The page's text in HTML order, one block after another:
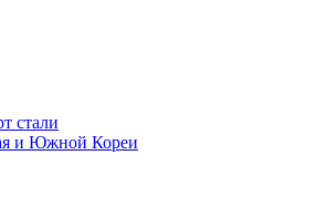
стали
и Южной Кореи